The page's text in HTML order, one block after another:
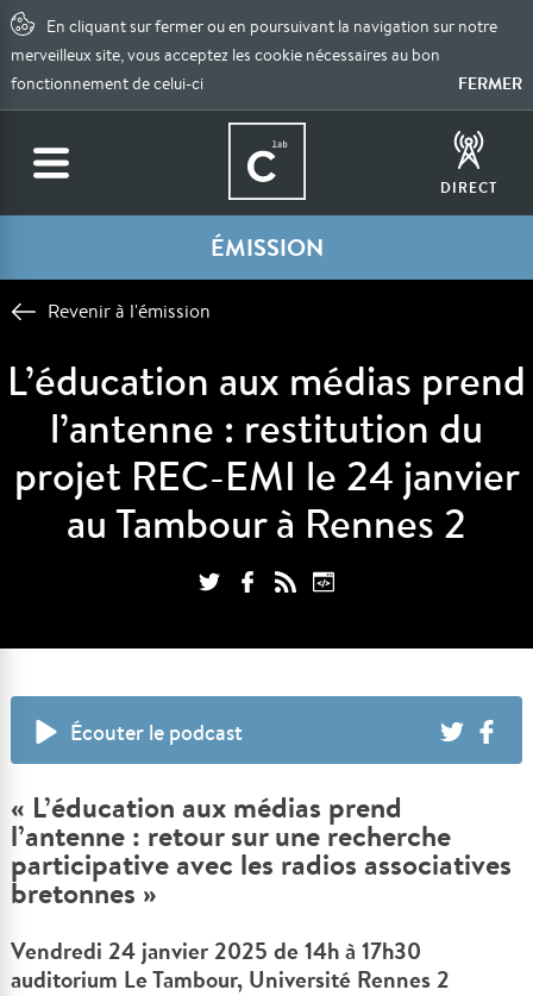
En cliquant sur fermer ou en poursuivant la navigation sur notre
merveilleux site, vous acceptez les cookie nécessaires au bon
fonctionnement de celui-ci
FERMER
DIRECT
ÉMISSION
Revenir à l'émission
L’éducation aux médias prend
l’antenne : restitution du
projet REC-EMI le 24 janvier
au Tambour à Rennes 2
Écouter le podcast
« L’éducation aux médias prend
l’antenne : retour sur une recherche
participative avec les radios associatives
bretonnes »
Vendredi 24 janvier 2025 de 14h à 17h30
auditorium Le Tambour, Université Rennes 2